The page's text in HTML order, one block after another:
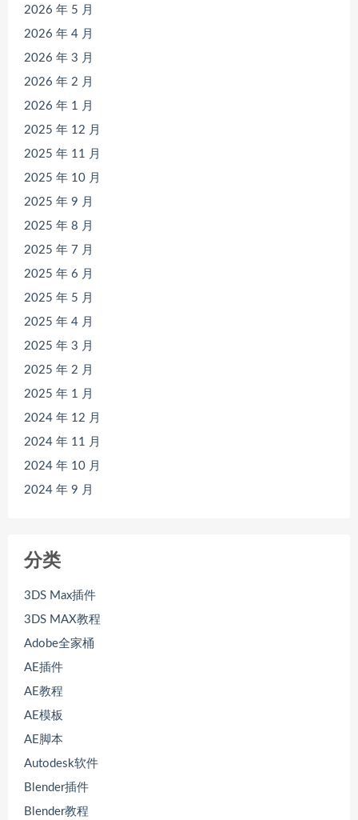
2026 年 5 月
2026 年 4 月
2026 年 3 月
2026 年 2 月
2026 年 1 月
2025 年 12 月
2025 年 11 月
2025 年 10 月
2025 年 9 月
2025 年 8 月
2025 年 7 月
2025 年 6 月
2025 年 5 月
2025 年 4 月
2025 年 3 月
2025 年 2 月
2025 年 1 月
2024 年 12 月
2024 年 11 月
2024 年 10 月
2024 年 9 月
分类
3DS Max插件
3DS MAX教程
Adobe全家桶
AE插件
AE教程
AE模板
AE脚本
Autodesk软件
Blender插件
Blender教程